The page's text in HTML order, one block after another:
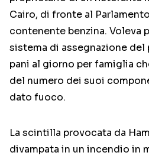
Cairo, di fronte al
contenente benzina. Voleva
sistema di assegnazione del
pani al giorno per famiglia
del numero dei suoi
dato fuoco.
La scintilla provocata da
divampata in un incendio in